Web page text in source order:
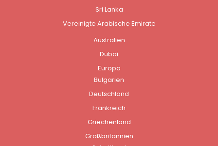
Sri Lanka
Vereinigte Arabische Emirate
Australien
Dubai
Europa
Bulgarien
Deutschland
Frankreich
Griechenland
Großbritannien